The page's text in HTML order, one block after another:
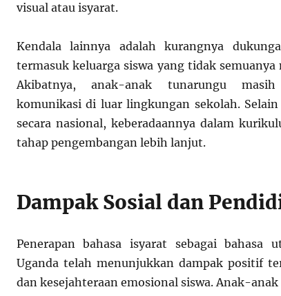
visual atau isyarat.
Kendala lainnya adalah kurangnya
termasuk keluarga siswa yang tidak semuanya
Akibatnya, anak-anak tunarungu
komunikasi di luar lingkungan sekolah.
secara nasional, keberadaannya dalam
tahap pengembangan lebih lanjut.
Dampak Sosial dan
Penerapan bahasa isyarat sebagai bahasa
Uganda telah menunjukkan dampak positif
dan kesejahteraan emosional siswa. Anak-